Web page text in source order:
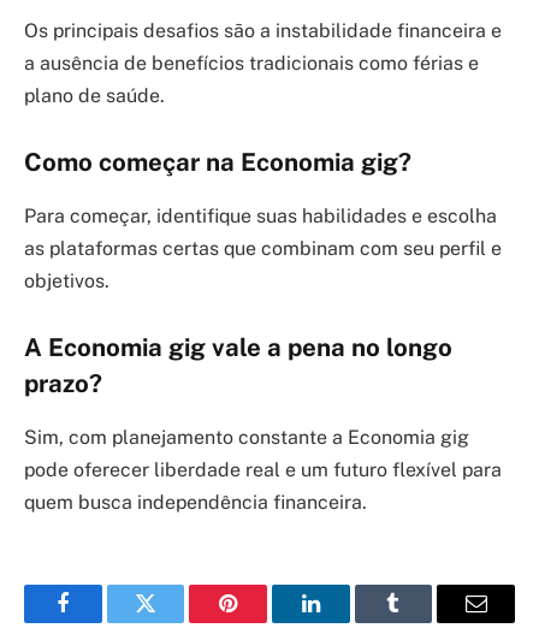
Os principais desafios são a instabilidade financeira e
a ausência de benefícios tradicionais como férias e
plano de saúde.
Como começar na Economia gig?
Para começar, identifique suas habilidades e escolha
as plataformas certas que combinam com seu perfil e
objetivos.
A Economia gig vale a pena no longo
prazo?
Sim, com planejamento constante a Economia gig
pode oferecer liberdade real e um futuro flexível para
quem busca independência financeira.
FacebookTwitter Pinterest LinkedInTumblr Email